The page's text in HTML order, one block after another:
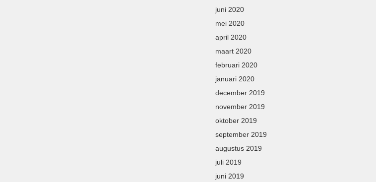
juni 2020
mei 2020
april 2020
maart 2020
februari 2020
januari 2020
december 2019
november 2019
oktober 2019
september 2019
augustus 2019
juli 2019
juni 2019